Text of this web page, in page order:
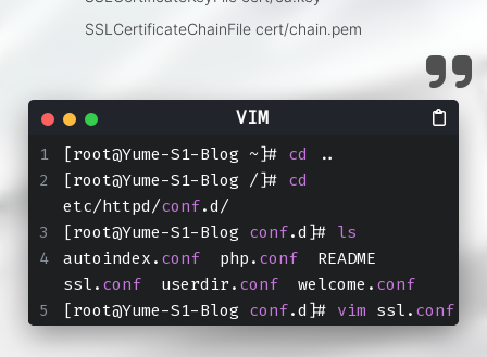
SSLCertificateChainFile cert/chain.pem
[root@Yume-S1-Blog ~]# cd ..
[root@Yume-S1-Blog /]# cd
etc/httpd/conf.d/
[root@Yume-S1-Blog conf.d]# ls
autoindex. conf
  php.
conf
  README
ssl. conf
  userdir.
conf
  welcome.
conf
[root@Yume-S1-Blog conf.d]# vim ssl. conf